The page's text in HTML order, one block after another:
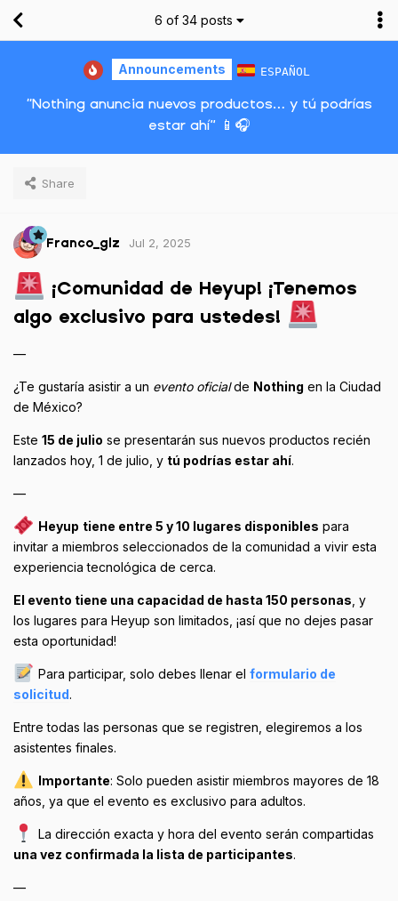
Announcements ESPAÑOL
“Nothing anuncia nuevos productos… y tú podrías
estar ahí” 📱🎧
Share
6 of 34posts
Franco_glz Jul 2, 2025
¡Comunidad de Heyup! ¡Tenemos
algo exclusivo para ustedes!
—
¿Te gustaría asistir a un evento oficialde Nothing en la Ciudad
de México?
Este 15 de julio se presentarán sus nuevos productos recién
lanzados hoy, 1 de julio, y tú podrías estar ahí.
—
Heyup tiene entre 5 y 10 lugares disponibles para
invitar a miembros seleccionados de la comunidad a vivir esta
experiencia tecnológica de cerca.
El evento tiene una capacidad de hasta 150 personas , y
los lugares para Heyup son limitados, ¡así que no dejes pasar
esta oportunidad!
Para participar, solo debes llenar el formulario de
solicitud.
Entre todas las personas que se registren, elegiremos a los
asistentes finales.
Importante: Solo pueden asistir miembros mayores de 18
años, ya que el evento es exclusivo para adultos.
La dirección exacta y hora del evento serán compartidas
una vez confirmada la lista de participantes.
—